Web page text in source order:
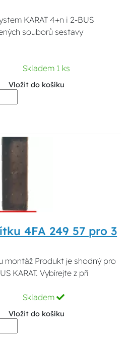
KARAT 4+n i 2-BUS
souborů sestavy
Skladem 1 ks
Vložit do košíku
4FA 249 57 pro 3
montáž Produkt je shodný pro
KARAT. Vybírejte z při
Skladem
Vložit do košíku